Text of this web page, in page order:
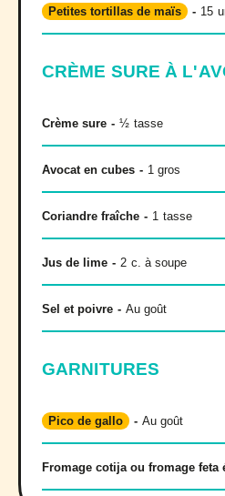
Petites tortillas de maïs - 15
CRÈME SURE À
Crème sure - ½ tasse
Avocat en cubes - 1 gros
Coriandre fraîche - 1 tasse
Jus de lime - 2 c. à soupe
Sel et poivre - Au goût
GARNITURES
Pico de gallo - Au goût
Fromage cotija ou fromage feta